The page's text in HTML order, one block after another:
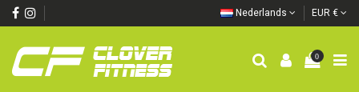
Nederlands EUR €
0